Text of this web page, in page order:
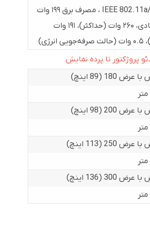
IEEE 802.11a/b/g/n/ac ، مصرف برق ۱۹۹ وات
در حالت عادی، ۲۶۰ وات (حداکثر)، ۱۹۱ وات
پروژکتور تا پرده نمایش
180 (89 اینچ)
200 (98 اینچ)
250 (113 اینچ)
300 (136 اینچ)